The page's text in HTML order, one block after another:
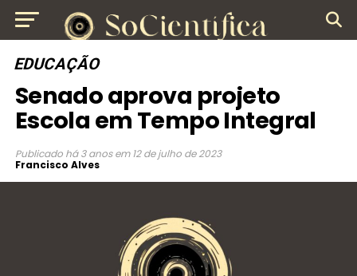
EDUCAÇÃO
Senado aprova projeto
Escola em Tempo Integral
Publicado há 3 anos em 12 de julho de 2023
Francisco Alves